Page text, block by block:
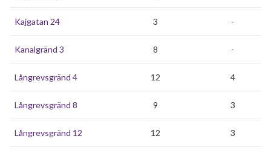
Kajgatan 24 3 -
Kanalgränd 3 8 -
Långrevsgränd 4 12 4
Långrevsgränd 8 9 3
Långrevsgränd 12 12 3